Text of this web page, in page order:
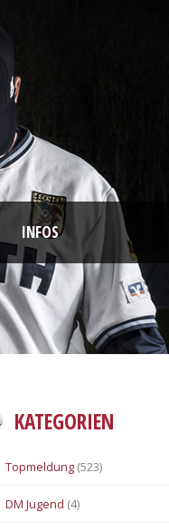
INFOS
KATEGORIEN
Topmeldung (523)
DM Jugend (4)